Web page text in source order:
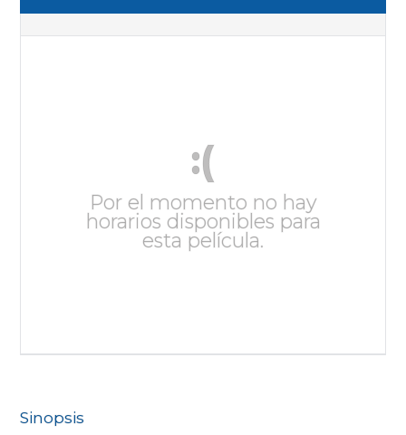
:(
Por el momento no hay
horarios disponibles para
esta película.
Sinopsis